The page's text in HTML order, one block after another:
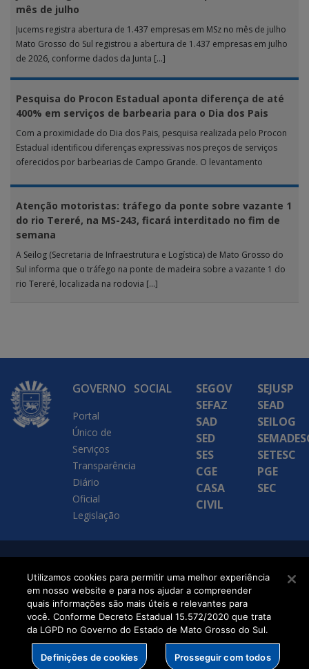
mês de julho
Jucems registra abertura de 1.437 empresas em MSz no mês de julho
Mato Grosso do Sul registrou a abertura de 1.437 empresas em julho
de 2026, conforme dados da Junta […]
Pesquisa do Procon Estadual aponta diferença de até
400% em serviços de barbearia para o Dia dos Pais
Com a proximidade do Dia dos Pais, pesquisa realizada pelo Procon
Estadual identificou diferenças expressivas nos preços de serviços
oferecidos por barbearias de Campo Grande. O levantamento
Atenção motoristas: tráfego da ponte sobre vazante 1
do rio Tereré, na MS-243, ficará interditado no fim de
semana
A Seilog (Secretaria de Infraestrutura e Logística) de Mato Grosso do
Sul informa que o tráfego na ponte de madeira sobre a vazante 1 do
rio Tereré, localizada na rodovia […]
GOVERNO
Portal
Único de
Serviços
Transparência
Diário
Oficial
Legislação
SOCIAL
SEGOV
SEFAZ
SAD
SED
SES
CGE
CASA
CIVIL
SEJUSP
SEAD
SEILOG
SETESC
PGE
SEC
Executiva de
Transformação Digital
Utilizamos cookies para permitir uma melhor experiência
em nosso website e para nos ajudar a compreender
quais informações são mais úteis e relevantes para
você. Conforme Decreto Estadual 15.572/2020 que trata
da LGPD no Governo do Estado de Mato Grosso do Sul.
Definições de cookies Prosseguir com todos